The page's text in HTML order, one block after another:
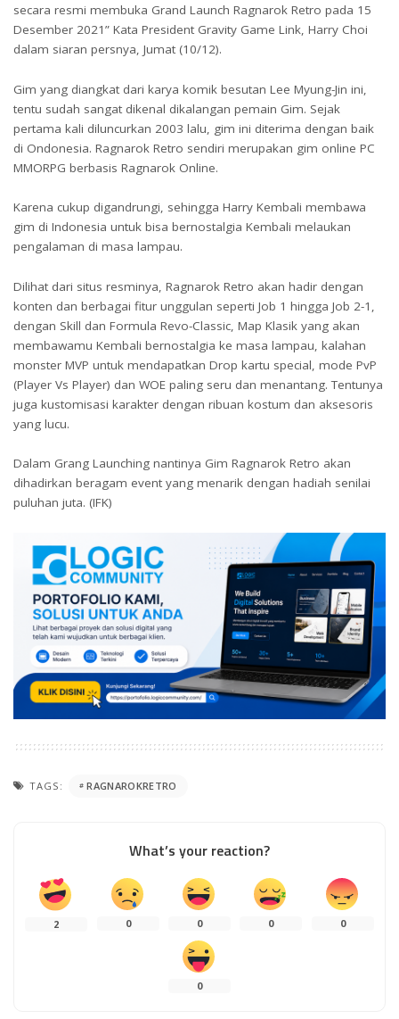
secara resmi membuka Grand Launch Ragnarok Retro pada 15
Desember 2021” Kata President Gravity Game Link, Harry Choi
dalam siaran persnya, Jumat (10/12).
Gim yang diangkat dari karya komik besutan Lee Myung-Jin ini,
tentu sudah sangat dikenal dikalangan pemain Gim. Sejak
pertama kali diluncurkan 2003 lalu, gim ini diterima dengan baik
di Ondonesia. Ragnarok Retro sendiri merupakan gim online PC
MMORPG berbasis Ragnarok Online.
Karena cukup digandrungi, sehingga Harry Kembali membawa
gim di Indonesia untuk bisa bernostalgia Kembali melaukan
pengalaman di masa lampau.
Dilihat dari situs resminya, Ragnarok Retro akan hadir dengan
konten dan berbagai fitur unggulan seperti Job 1 hingga Job 2-1,
dengan Skill dan Formula Revo-Classic, Map Klasik yang akan
membawamu Kembali bernostalgia ke masa lampau, kalahan
monster MVP untuk mendapatkan Drop kartu special, mode PvP
(Player Vs Player) dan WOE paling seru dan menantang. Tentunya
juga kustomisasi karakter dengan ribuan kostum dan aksesoris
yang lucu.
Dalam Grang Launching nantinya Gim Ragnarok Retro akan
dihadirkan beragam event yang menarik dengan hadiah senilai
puluhan juta. (IFK)
TAGS: RAGNAROKRETRO
What’s your reaction?
2 0 0 0 0
0